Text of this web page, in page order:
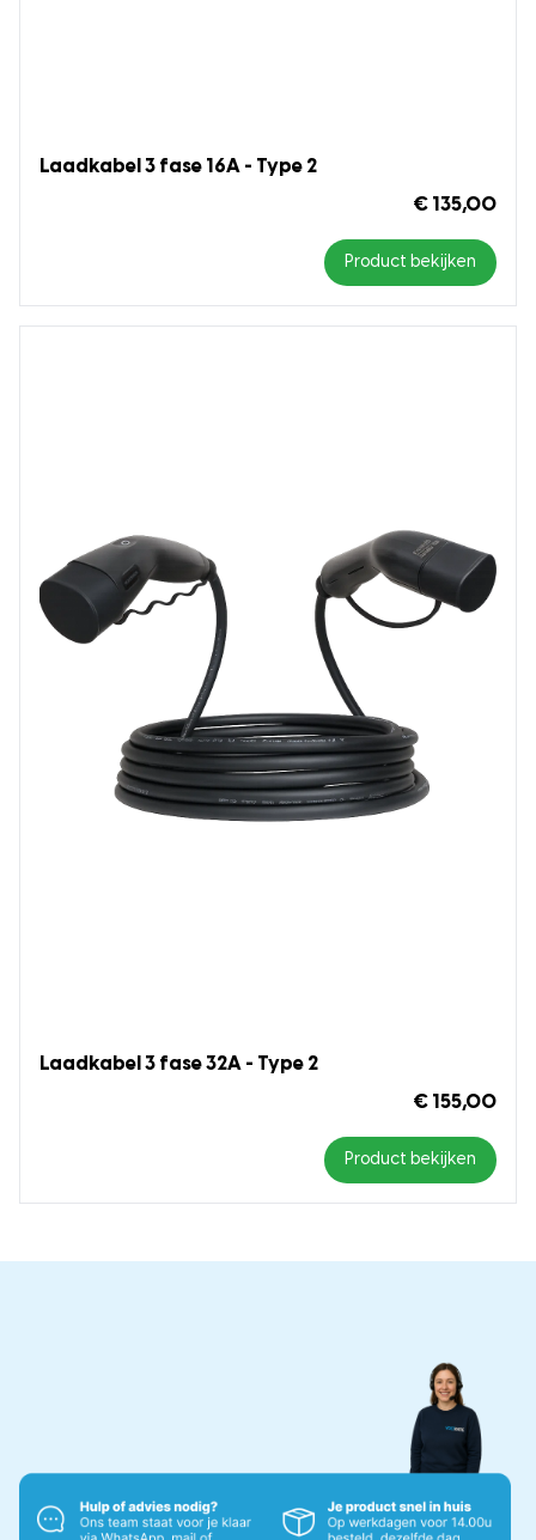
Laadkabel 3 fase 16A - Type 2
€ 135,00
Product bekijken
Laadkabel 3 fase 32A - Type 2
€ 155,00
Product bekijken